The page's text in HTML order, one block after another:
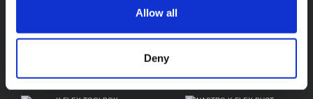
Allow all
Deny